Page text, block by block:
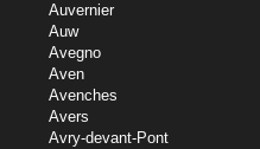
Auvernier
Auw
Avegno
Aven
Avenches
Avers
Avry-devant-Pont